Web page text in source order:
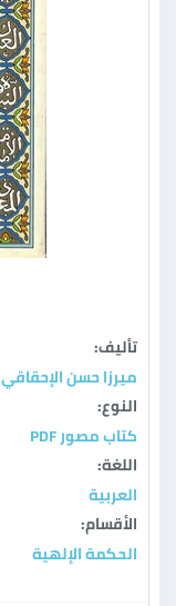
تأليف:
ميرزا حسن الإحقاقي
النوع:
كتاب مصور PDF
اللغة:
العربية
الأقسام:
الحكمة الإلهية